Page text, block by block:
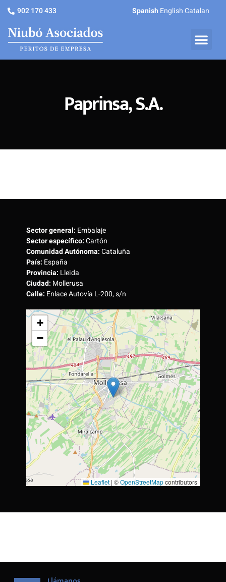
902 170 433 Spanish EnglishCatalan
Paprinsa, S.A.
Sector general: Embalaje
Sector específico:Cartón
Comunidad Autónoma:Cataluña
País: España
Provincia: Lleida
Ciudad: Mollerusa
Calle: Enlace Autovía L-200, s/n
+
−
Leaflet | ©OpenStreetMapcontributors